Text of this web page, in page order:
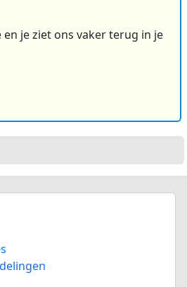
je ziet ons vaker terug in je